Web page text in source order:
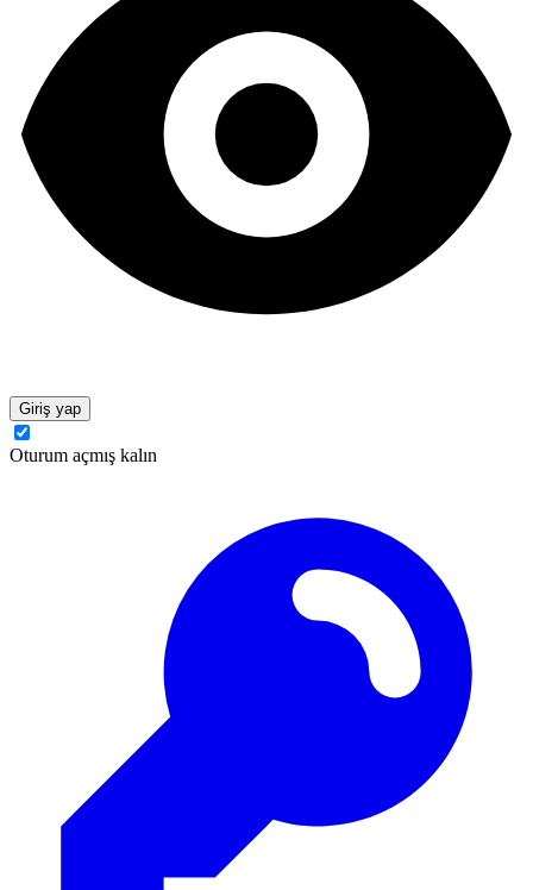
Giriş yap
Oturum açmış kalın